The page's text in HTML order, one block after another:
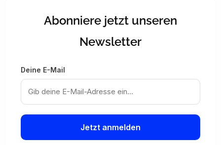
Abonniere jetzt unseren
Newsletter
Deine E-Mail
Jetzt anmelden